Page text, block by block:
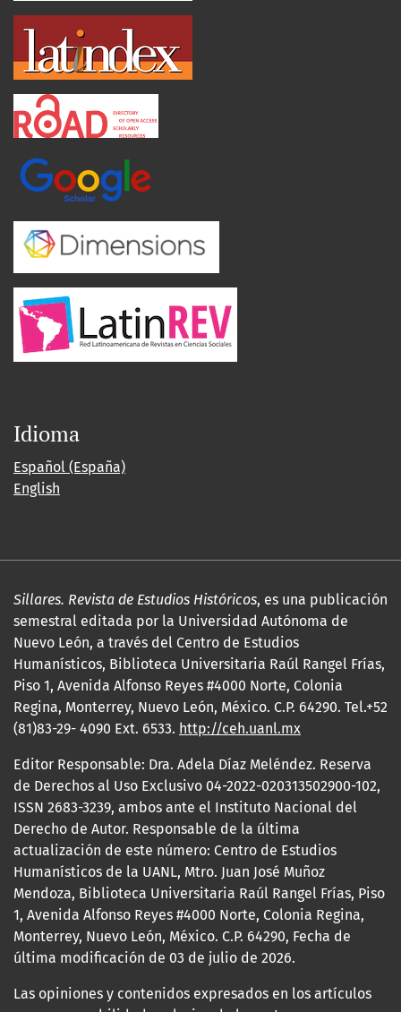
Idioma
Español (España)
English
Sillares. Revista de Estudios Históricos, es una publicación
semestral editada por la Universidad Autónoma de
Nuevo León, a través del Centro de Estudios
Humanísticos, Biblioteca Universitaria Raúl Rangel Frías,
Piso 1, Avenida Alfonso Reyes #4000 Norte, Colonia
Regina, Monterrey, Nuevo León, México. C.P. 64290. Tel.+52
(81)83-29- 4090 Ext. 6533. http://ceh.uanl.mx
Editor Responsable: Dra. Adela Díaz Meléndez. Reserva
de Derechos al Uso Exclusivo 04-2022-020313502900-102,
ISSN 2683-3239, ambos ante el Instituto Nacional del
Derecho de Autor. Responsable de la última
actualización de este número: Centro de Estudios
Humanísticos de la UANL, Mtro. Juan José Muñoz
Mendoza, Biblioteca Universitaria Raúl Rangel Frías, Piso
1, Avenida Alfonso Reyes #4000 Norte, Colonia Regina,
Monterrey, Nuevo León, México. C.P. 64290, Fecha de
última modificación de 03 de julio de 2026.
Las opiniones y contenidos expresados en los artículos